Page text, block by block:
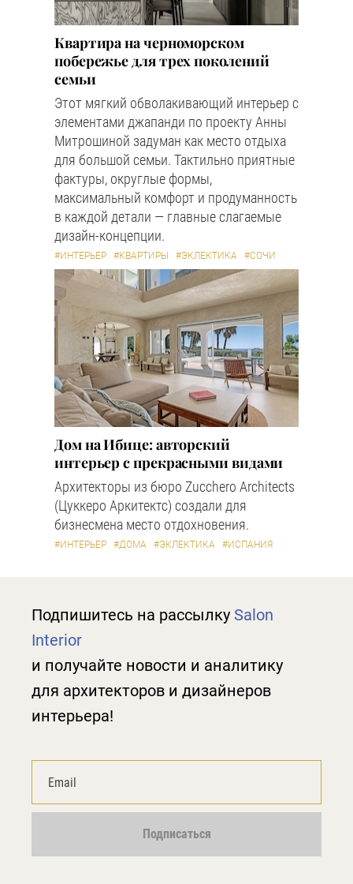
Квартира на черноморском
побережье для трех поколений
семьи
Этот мягкий обволакивающий интерьер с
элементами джапанди по проекту Анны
Митрошиной задуман как место отдыха
для большой семьи. Тактильно приятные
фактуры, округлые формы,
максимальный комфорт и продуманность
в каждой детали — главные слагаемые
дизайн-концепции.
#ИНТЕРЬЕР #КВАРТИРЫ #ЭКЛЕКТИКА #СОЧИ
Дом на Ибице: авторский
интерьер с прекрасными видами
Архитекторы из бюро Zucchero Architects
(Цуккеро Аркитектс) создали для
бизнесмена место отдохновения.
#ИНТЕРЬЕР #ДОМА #ЭКЛЕКТИКА #ИСПАНИЯ
Подпишитесь на рассылку Salon
Interior
и получайте новости и аналитику
для архитекторов и дизайнеров
интерьера!
Подписаться